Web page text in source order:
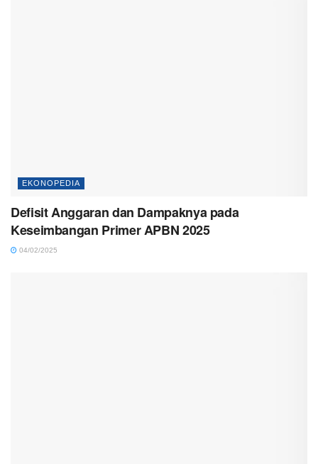
EKONOPEDIA
Defisit Anggaran dan Dampaknya pada
Keseimbangan Primer APBN 2025
04/02/2025